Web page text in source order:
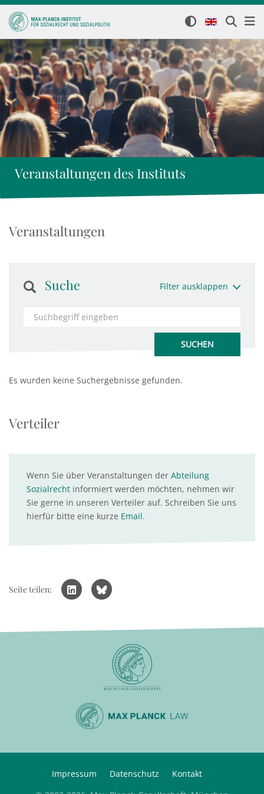
Veranstaltungen des Instituts
Veranstaltungen
Suche Filter ausklappen
Es wurden keine Suchergebnisse gefunden.
Verteiler
Wenn Sie über Veranstaltungen der Abteilung
Sozialrecht informiert werden möchten, nehmen wir
Sie gerne in unseren Verteiler auf. Schreiben Sie uns
hierfür bitte eine kurze Email.
Seite teilen:
Impressum Datenschutz
Kontakt